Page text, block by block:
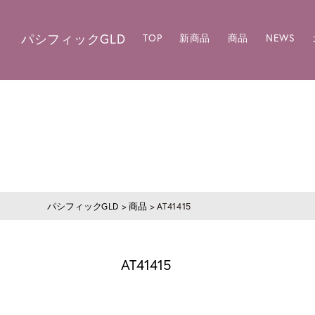
パシフィックGLD TOP 新商品 商品 NEWS
パシフィックGLD >商品 >AT41415
AT41415